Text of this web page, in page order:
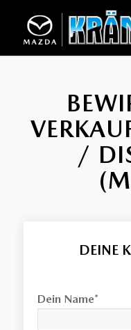
/
DEINE
Dein Name*